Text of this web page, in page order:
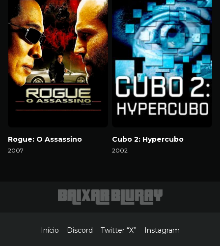
Rogue: O Assassino
2007
Cubo 2: Hypercubo
2002
Início Discord Twitter “X” Instagram